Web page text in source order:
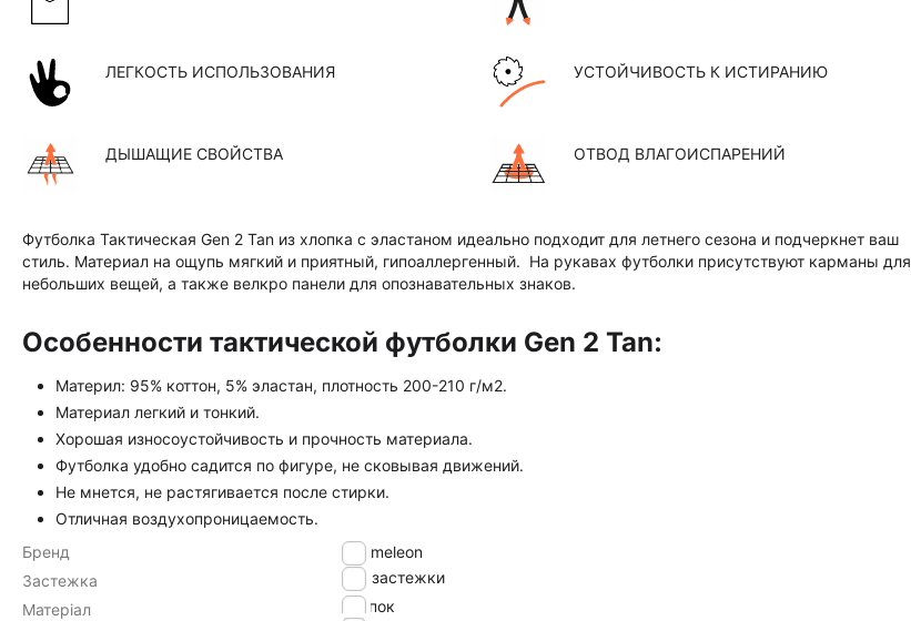
ЛЕГКОСТЬ ИСПОЛЬЗОВАНИЯ УСТОЙЧИВОСТЬ К ИСТИРАНИЮ
ДЫШАЩИЕ СВОЙСТВА ОТВОД ВЛАГОИСПАРЕНИЙ
Футболка Тактическая Gen 2 Tan из хлопка с эластаном идеально подходит для летнего сезона и подчеркнет ваш
стиль. Материал на ощупь мягкий и приятный, гипоаллергенный. На рукавах футболки присутствуют карманы для
небольших вещей, а также велкро панели для опознавательных знаков.
Особенности тактической футболки Gen 2 Tan:
Материл: 95% коттон, 5% эластан, плотность 200-210 г/м2.
Материал легкий и тонкий.
Хорошая износоустойчивость и прочность материала.
Футболка удобно садится по фигуре, не сковывая движений.
Не мнется, не растягивается после стирки.
Отличная воздухопроницаемость.
Бренд
Chameleon
Застежка
без застежки
Матеріал
хлопок